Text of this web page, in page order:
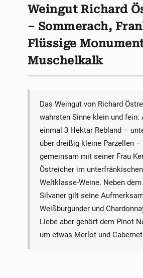
Weingut Richard
– Sommerach,
Flüssige
Muschelkalk
Das Weingut von Richard
wahrsten Sinne klein und fein:
einmal 3 Hektar Rebland –
über dreißig kleine Parzellen –
gemeinsam mit seiner Frau
Östreicher im
Weltklasse-Weine. Neben
Silvaner gilt seine
Weißburgunder und
Liebe aber gehört dem Pinot
um etwas Merlot und